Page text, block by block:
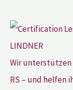
Wir unterstützen
RS – und helfen